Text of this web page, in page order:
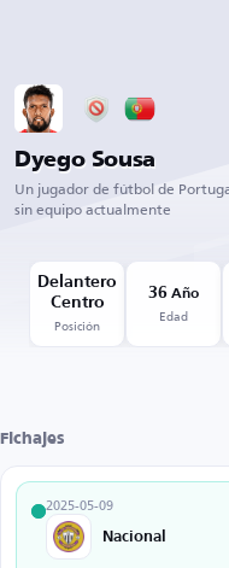
Dyego Sousa
Un jugador de fútbol de
sin equipo actualmente
Delantero
Centro
Posición
36 Año
Edad
Fichajes
2025-05-09
Nacional